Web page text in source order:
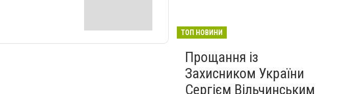
ТОП НОВИНИ
Прощання із
Захисником України
Сергієм Вільчинським